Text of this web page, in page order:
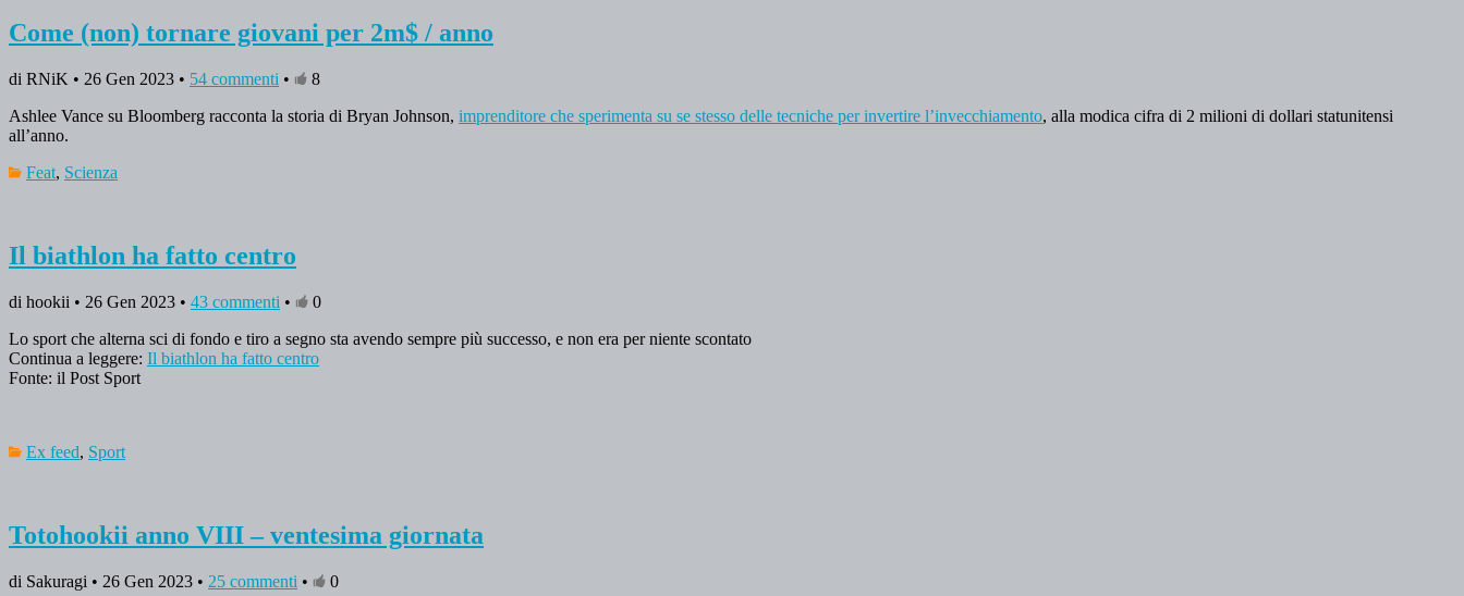
Come (non) tornare giovani per 2m$ / anno
di RNiK • 26 Gen 2023 • 54 commenti •
8
Ashlee Vance su Bloomberg racconta la storia di Bryan Johnson, imprenditore che sperimenta su se stesso delle tecniche per invertire l’invecchiamento, alla modica cifra di 2 milioni di dollari statunitensi
all’anno.
Feat, Scienza
Il biathlon ha fatto centro
di hookii • 26 Gen 2023 • 43 commenti •
0
Lo sport che alterna sci di fondo e tiro a segno sta avendo sempre più successo, e non era per niente scontato
Continua a leggere: Il biathlon ha fatto centro
Fonte: il Post Sport
Ex feed, Sport
Totohookii anno VIII – ventesima giornata
di Sakuragi • 26 Gen 2023 • 25 commenti •
0